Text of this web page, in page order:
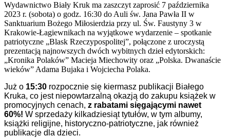
Wydawnictwo Biały Kruk ma zaszczyt zaprosić 7 października
2023 r. (sobota) o godz. 16:30 do Auli św. Jana Pawła II w
Sanktuarium Bożego Miłosierdzia przy ul. Św. Faustyny 3 w
Krakowie-Łagiewnikach na wyjątkowe wydarzenie – spotkanie
patriotyczne „Blask Rzeczypospolitej”, połączone z uroczystą
prezentacją najnowszych dwóch wybitnych dzieł edytorskich:
„Kronika Polaków” Macieja Miechowity oraz „Polska. Dwanaście
wieków” Adama Bujaka i Wojciecha Polaka.
Już o 15:30 rozpocznie się kiermasz publikacji Białego
Kruka, co jest niepowtarzalną okazją do zakupu książek w
promocyjnych cenach, z rabatami sięgającymi nawet
60%! W sprzedaży kilkadziesiąt tytułów, w tym albumy,
książki religijne, historyczno-patriotyczne, jak również
publikacje dla dzieci.